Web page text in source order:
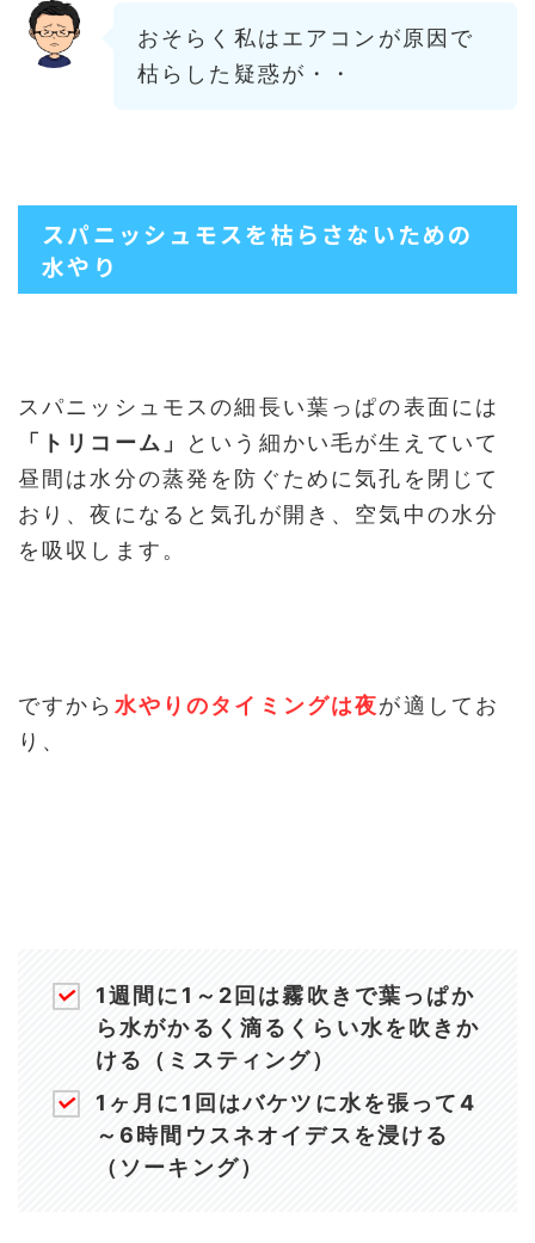
おそらく私はエアコンが原因で
枯らした疑惑が・・
スパニッシュモスを枯らさないための
水やり
スパニッシュモスの細長い葉っぱの表面には
「トリコーム」
という細かい毛が生えていて
昼間は水分の蒸発を防ぐために気孔を閉じて
おり、夜になると気孔が開き、空気中の水分
を吸収します。
ですから 水やりのタイミングは夜が適してお
り、
1週間に1～2回は霧吹きで葉っぱか
ら水がかるく滴るくらい水を吹きか
ける（ミスティング）
1ヶ月に1回はバケツに水を張って4
～6時間ウスネオイデスを浸ける
（ソーキング）